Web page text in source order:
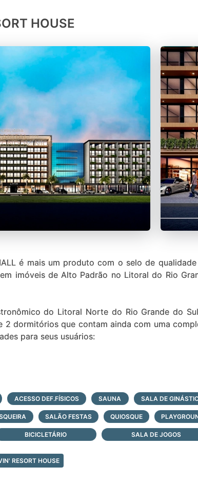
HOUSE
é mais um produto com o selo de
imóveis de Alto Padrão no Litoral do Rio
do Litoral Norte do Rio Grande do
dormitórios que contam ainda com uma
para seus usuários:
ACESSO DEF.FÍSICOS SAUNA SALA DE
SALÃO FESTAS QUIOSQUE
BICICLETÁRIO SALA DE JOGOS
RESORT HOUSE